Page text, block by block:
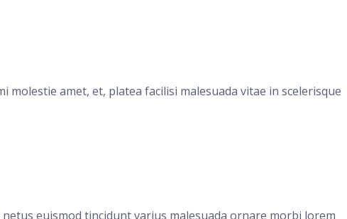
amet, et, platea facilisi malesuada vitae in scelerisque
euismod tincidunt varius malesuada ornare morbi lorem